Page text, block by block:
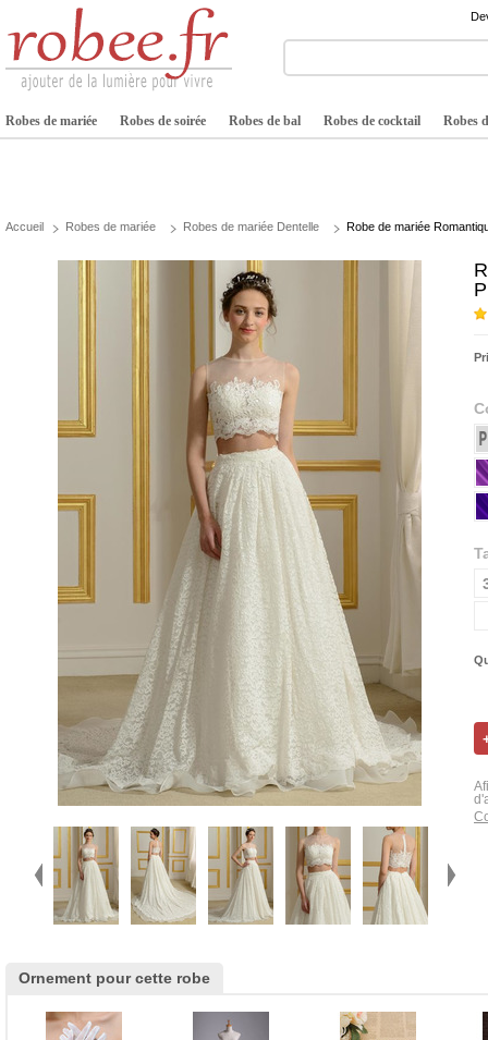
Robes de mariée Robes de soirée Robes de bal Robes de cocktail Robes
Accueil Robes de mariée Robes de mariée Dentelle Robe de mariée
Ornement pour cette robe